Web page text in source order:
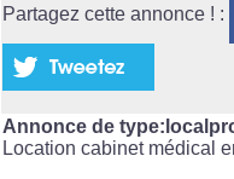
Partagez cette annonce ! :
Annonce de
Location cabinet médical